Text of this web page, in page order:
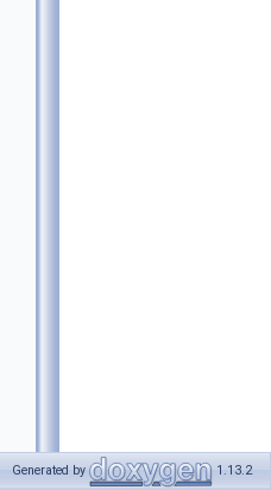
Generated by 1.13.2